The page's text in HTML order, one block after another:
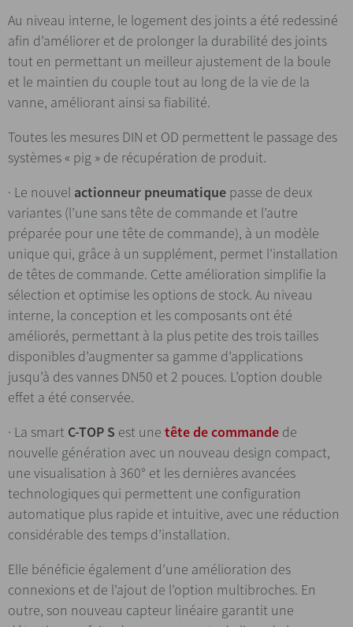
Au niveau interne, le logement des joints a été redessiné
afin d’améliorer et de prolonger la durabilité des joints
tout en permettant un meilleur ajustement de la boule
et le maintien du couple tout au long de la vie de la
vanne, améliorant ainsi sa fiabilité.
Toutes les mesures DIN et OD permettent le passage des
systèmes « pig » de récupération de produit.
· Le nouvel actionneur pneumatique passe de deux
variantes (l’une sans tête de commande et l’autre
préparée pour une tête de commande), à un modèle
unique qui, grâce à un supplément, permet l’installation
de têtes de commande. Cette amélioration simplifie la
sélection et optimise les options de stock. Au niveau
interne, la conception et les composants ont été
améliorés, permettant à la plus petite des trois tailles
disponibles d’augmenter sa gamme d’applications
jusqu’à des vannes DN50 et 2 pouces. L’option double
effet a été conservée.
· La smart C-TOP S est une tête de commande de
nouvelle génération avec un nouveau design compact,
une visualisation à 360° et les dernières avancées
technologiques qui permettent une configuration
automatique plus rapide et intuitive, avec une réduction
considérable des temps d’installation.
Elle bénéficie également d’une amélioration des
connexions et de l’ajout de l’option multibroches. En
outre, son nouveau capteur linéaire garantit une